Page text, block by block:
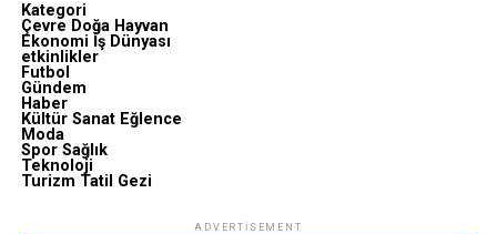
Kategori
Çevre Doğa Hayvan
Ekonomi İş Dünyası
etkinlikler
Futbol
Gündem
Haber
Kültür Sanat Eğlence
Moda
Spor Sağlık
Teknoloji
Turizm Tatil Gezi
ADVERTISEMENT